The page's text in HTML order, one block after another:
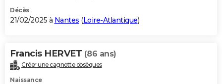
Décès
21/02/2025 à Nantes (Loire-Atlantique)
Francis HERVET (86 ans)
Créer une cagnotte obsèques
Naissance